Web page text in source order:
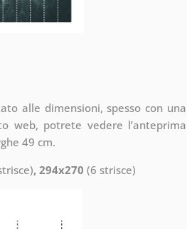
alle dimensioni, spesso con una
web, potrete vedere l’anteprima
49 cm.
, 294x270 (6 strisce)